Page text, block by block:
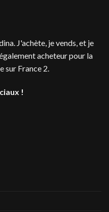
J'achète, je vends, et je
acheteur pour la
sur France 2.
!